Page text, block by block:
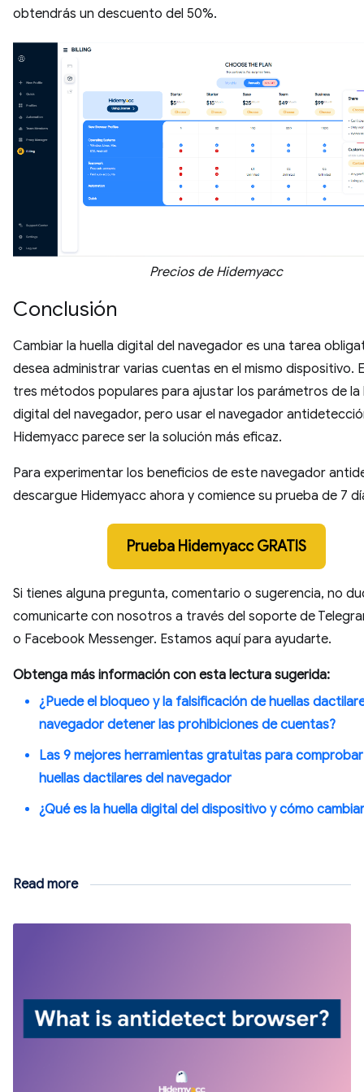
obtendrás un descuento del 50%.
Precios de Hidemyacc
Conclusión
Cambiar la huella digital del navegador es una tarea
desea administrar varias cuentas en el mismo dispositivo.
tres métodos populares para ajustar los parámetros de la
digital del navegador, pero usar el navegador
Hidemyacc parece ser la solución más eficaz.
Para experimentar los beneficios de este navegador
descargue Hidemyacc ahora y comience su prueba de 7
Prueba Hidemyacc GRATIS
Si tienes alguna pregunta, comentario o sugerencia, no
comunicarte con nosotros a través del soporte de
o Facebook Messenger. Estamos aquí para ayudarte.
Obtenga más información con esta lectura sugerida:
¿Puede el bloqueo y la falsificación de huellas
navegador detener las prohibiciones de cuentas?
Las 9 mejores herramientas gratuitas para
huellas dactilares del navegador
¿Qué es la huella digital del dispositivo y cómo
Read more